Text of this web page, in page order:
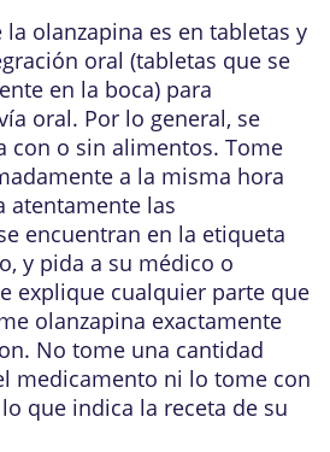
olanzapina es en tabletas y
oral (tabletas que se
en la boca) para
oral. Por lo general, se
con o sin alimentos. Tome
a la misma hora
atentamente las
encuentran en la etiqueta
y pida a su médico o
explique cualquier parte que
olanzapina exactamente
No tome una cantidad
medicamento ni lo tome con
que indica la receta de su